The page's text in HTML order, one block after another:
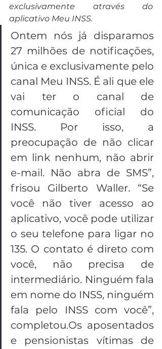
exclusivamente através do
aplicativo Meu INSS.
Ontem nós já disparamos
27 milhões de notificações,
única e exclusivamente pelo
canal Meu INSS. É ali que ele
vai ter o canal de
comunicação oficial do
INSS. Por isso, a
preocupação de não clicar
em link nenhum, não abrir
e-mail. Não abra de SMS”,
frisou Gilberto Waller. “Se
você não tiver acesso ao
aplicativo, você pode utilizar
o seu telefone para ligar no
135. O contato é direto com
você, não precisa de
intermediário. Ninguém fala
em nome do INSS, ninguém
fala pelo INSS com você”,
completou.Os aposentados
e pensionistas vítimas de